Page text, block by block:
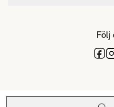
Följ